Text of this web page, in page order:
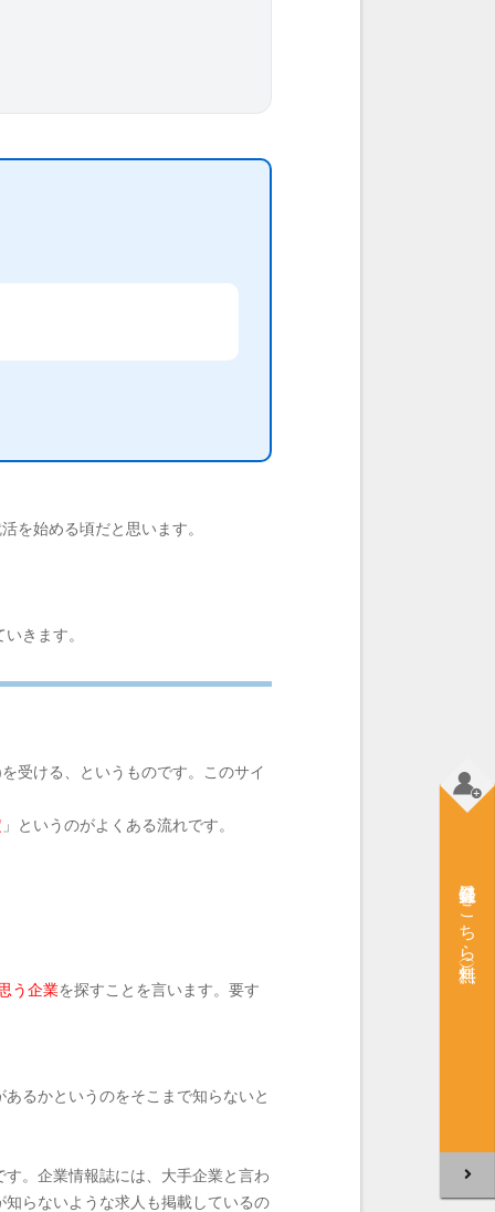
を始める頃だと思います。
きます。
受ける、というものです。このサイ
」というのがよくある流れです。
う企業を探すことを言います。要す
るかというのをそこまで知らないと
。企業情報誌には、大手企業と言わ
らないような求人も掲載しているの
会員登録はこちら（無料）